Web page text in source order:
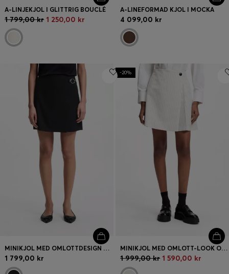
A-LINJEKJOL I GLITTRIG BOUCLÉ
1 799,00 kr 1 250,00 kr
A-LINEFORMAD KJOL I MOCKA
4 099,00 kr
MINIKJOL MED OMLOTTDESIGN OCH KARBINHAKE I METALL
1 799,00 kr
-20%
MINIKJOL MED OMLOTT-LOOK OCH KRITSTRECKSRÄNDER
1 999,00 kr 1 590,00 kr